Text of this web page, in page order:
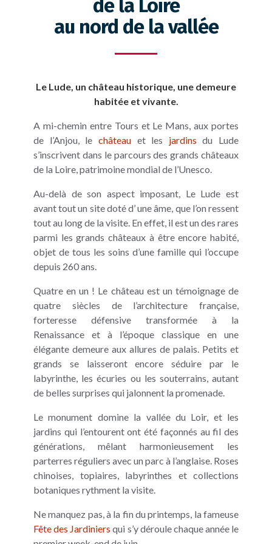
de la Loire
au nord de la vallée
Le Lude, un château historique, une demeure
habitée et vivante.
A mi-chemin entre Tours et Le Mans, aux portes
de l’Anjou, le châteauet les jardinsdu Lude
s’inscrivent dans le parcours des grands châteaux
de la Loire, patrimoine mondial de l’Unesco.
Au-delà de son aspect imposant, Le Lude est
avant tout un site doté d’ une âme, que l’on ressent
tout au long de la visite. En effet, il est un des rares
parmi les grands châteaux à être encore habité,
objet de tous les soins d’une famille qui l’occupe
depuis 260 ans.
Quatre en un ! Le château est un témoignage de
quatre siècles de l’architecture française,
forteresse défensive transformée à la
Renaissance et à l’époque classique en une
élégante demeure aux allures de palais. Petits et
grands se laisseront encore séduire par le
labyrinthe, les écuries ou les souterrains, autant
de belles surprises qui jalonnent la promenade.
Le monument domine la vallée du Loir, et les
jardins qui l’entourent ont été façonnés au fil des
générations, mêlant harmonieusement les
parterres réguliers avec un parc à l’anglaise. Roses
chinoises, topiaires, labyrinthes et collections
botaniques rythment la visite.
Ne manquez pas, à la fin du printemps, la fameuse
Fête des Jardiniers qui s’y déroule chaque année le